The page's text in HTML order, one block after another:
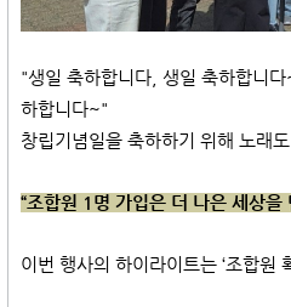
"생일 축하합니다, 생일 축하합니
하합니다~"
창립기념일을 축하하기 위해 노래
“조합원 1명 가입은 더 나은 세상을
이번 행사의 하이라이트는 ‘조합원